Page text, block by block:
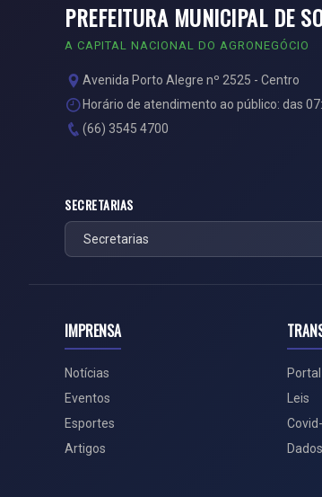
PREFEITURA MUNICIPAL DE
A CAPITAL NACIONAL DO AGRONEGÓCIO
Avenida Porto Alegre nº 2525 - Centro
Horário de atendimento ao público: das
(66) 3545 4700
SECRETARIAS
IMPRENSA
Notícias
Eventos
Esportes
Artigos
Portal
Leis